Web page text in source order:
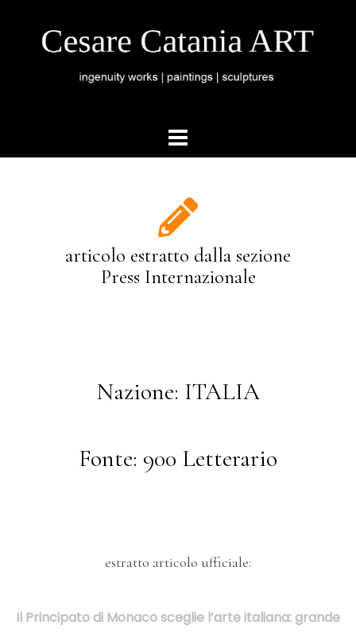
articolo estratto dalla sezione
Press Internazionale
Nazione: ITALIA
Fonte: 900 Letterario
estratto articolo ufficiale:
Il Principato di Monaco sceglie l’arte italiana: grande